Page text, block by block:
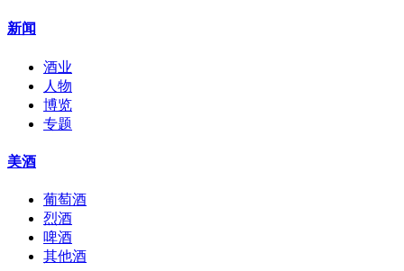
新闻
酒业
人物
博览
专题
美酒
葡萄酒
烈酒
啤酒
其他酒